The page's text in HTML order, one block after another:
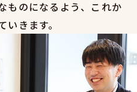
ものになるよう、これか
きます。